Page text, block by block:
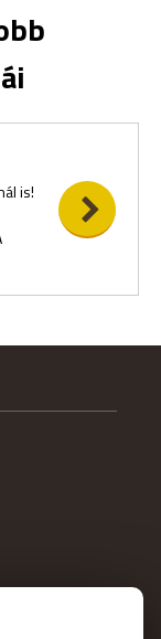
is!